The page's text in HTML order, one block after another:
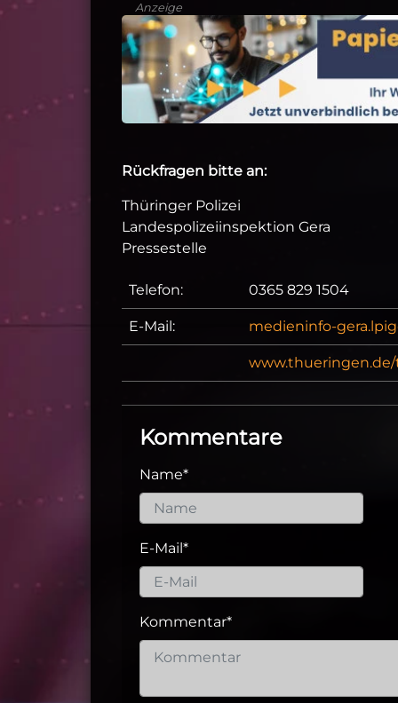
Anzeige
Rückfragen bitte an:
Thüringer Polizei
Landespolizeiinspektion Gera
Pressestelle
Telefon: 0365 829 1504
E-Mail: medieninfo-
Kommentare
Name*
E-Mail *
Kommentar*